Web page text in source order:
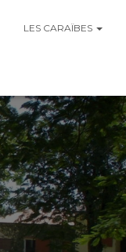
LES CARAÏBES